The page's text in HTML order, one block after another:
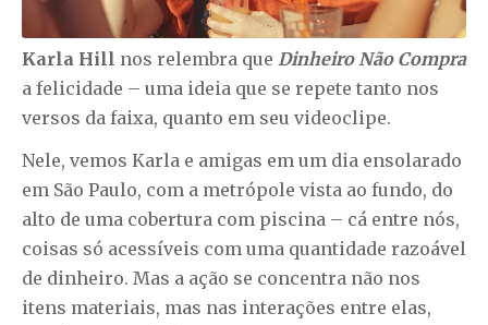
Karla Hill nos relembra que Dinheiro Não Compra
a felicidade – uma ideia que se repete tanto nos
versos da faixa, quanto em seu videoclipe.
Nele, vemos Karla e amigas em um dia ensolarado
em São Paulo, com a metrópole vista ao fundo, do
alto de uma cobertura com piscina – cá entre nós,
coisas só acessíveis com uma quantidade razoável
de dinheiro. Mas a ação se concentra não nos
itens materiais, mas nas interações entre elas,